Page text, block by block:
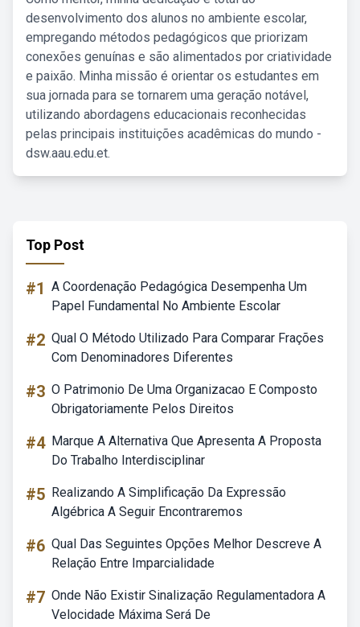
desenvolvimento dos alunos no ambiente escolar,
empregando métodos pedagógicos que priorizam
conexões genuínas e são alimentados por criatividade
e paixão. Minha missão é orientar os estudantes em
sua jornada para se tornarem uma geração notável,
utilizando abordagens educacionais reconhecidas
pelas principais instituições acadêmicas do mundo -
dsw.aau.edu.et.
Top Post
#1 A Coordenação Pedagógica Desempenha Um
Papel Fundamental No Ambiente Escolar
#2 Qual O Método Utilizado Para Comparar Frações
Com Denominadores Diferentes
#3 O Patrimonio De Uma Organizacao E Composto
Obrigatoriamente Pelos Direitos
#4 Marque A Alternativa Que Apresenta A Proposta
Do Trabalho Interdisciplinar
#5 Realizando A Simplificação Da Expressão
Algébrica A Seguir Encontraremos
#6 Qual Das Seguintes Opções Melhor Descreve A
Relação Entre Imparcialidade
#7 Onde Não Existir Sinalização Regulamentadora A
Velocidade Máxima Será De